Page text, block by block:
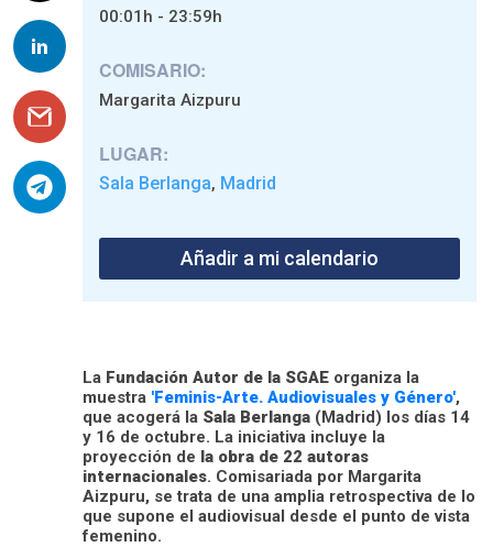
00:01h - 23:59h
COMISARIO:
Margarita Aizpuru
LUGAR:
Sala Berlanga, Madrid
Añadir a mi calendario
La Fundación Autor de la SGAE organiza la
muestra 'Feminis-Arte. Audiovisuales y Género',
que acogerá la Sala Berlanga (Madrid) los días 14
y 16 de octubre. La iniciativa incluye la
proyección de la obra de 22 autoras
internacionales. Comisariada por Margarita
Aizpuru, se trata de una amplia retrospectiva de lo
que supone el audiovisual desde el punto de vista
femenino.